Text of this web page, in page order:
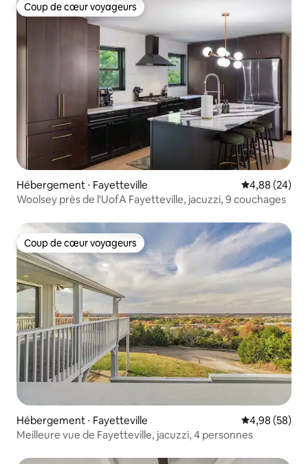
Coup de cœur voyageurs
Coup de cœur voyageurs
Hébergement ⋅ Fayetteville Évaluation
4,88 (24)
Woolsey près de l'UofA Fayetteville, jacuzzi, 9 couchages
Coup de cœur voyageurs
Coup de cœur voyageurs
Hébergement ⋅ Fayetteville Évaluation
4,98 (58)
Meilleure vue de Fayetteville, jacuzzi, 4 personnes